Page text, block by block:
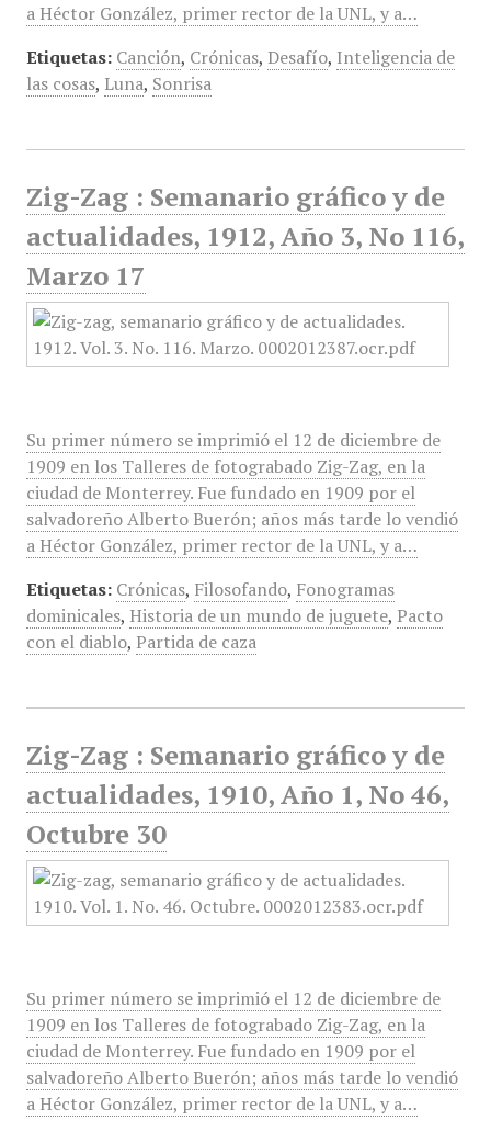
a Héctor González, primer rector de la UNL, y a…
Etiquetas: Canción, Crónicas, Desafío, Inteligencia de
las cosas, Luna, Sonrisa
Zig-Zag : Semanario gráfico y de
actualidades, 1912, Año 3, No 116,
Marzo 17
Su primer número se imprimió el 12 de diciembre de
1909 en los Talleres de fotograbado Zig-Zag, en la
ciudad de Monterrey. Fue fundado en 1909 por el
salvadoreño Alberto Buerón; años más tarde lo vendió
a Héctor González, primer rector de la UNL, y a…
Etiquetas: Crónicas, Filosofando, Fonogramas
dominicales, Historia de un mundo de juguete, Pacto
con el diablo, Partida de caza
Zig-Zag : Semanario gráfico y de
actualidades, 1910, Año 1, No 46,
Octubre 30
Su primer número se imprimió el 12 de diciembre de
1909 en los Talleres de fotograbado Zig-Zag, en la
ciudad de Monterrey. Fue fundado en 1909 por el
salvadoreño Alberto Buerón; años más tarde lo vendió
a Héctor González, primer rector de la UNL, y a…